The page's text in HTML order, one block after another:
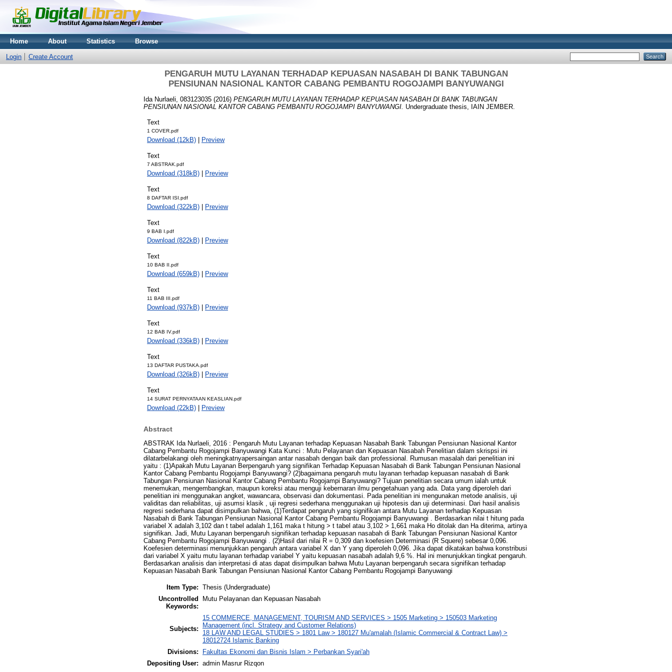
Home About Statistics Browse
Login Create Account
PENGARUH MUTU LAYANAN TERHADAP KEPUASAN NASABAH DI BANK TABUNGAN
PENSIUNAN NASIONAL KANTOR CABANG PEMBANTU ROGOJAMPI BANYUWANGI
Ida Nurlaeli, 083123035 (2016) PENGARUH MUTU LAYANAN TERHADAP KEPUASAN NASABAH DI BANK TABUNGAN
PENSIUNAN NASIONAL KANTOR CABANG PEMBANTU ROGOJAMPI BANYUWANGI. Undergraduate thesis, IAIN JEMBER.
Text
1 COVER.pdf
Download (12kB) | Preview
Text
7 ABSTRAK.pdf
Download (318kB) | Preview
Text
8 DAFTAR ISI.pdf
Download (322kB) | Preview
Text
9 BAB I.pdf
Download (822kB) | Preview
Text
10 BAB II.pdf
Download (659kB) | Preview
Text
11 BAB III.pdf
Download (937kB) | Preview
Text
12 BAB IV.pdf
Download (336kB) | Preview
Text
13 DAFTAR PUSTAKA.pdf
Download (326kB) | Preview
Text
14 SURAT PERNYATAAN KEASLIAN.pdf
Download (22kB) | Preview
Abstract
ABSTRAK Ida Nurlaeli, 2016 : Pengaruh Mutu Layanan terhadap Kepuasan Nasabah Bank Tabungan Pensiunan Nasional Kantor
Cabang Pembantu Rogojampi Banyuwangi Kata Kunci : Mutu Pelayanan dan Kepuasan Nasabah Penelitian dalam skrispsi ini
dilatarbelakangi oleh meningkatnyapersaingan antar nasabah dengan baik dan professional. Rumusan masalah dari penelitian ini
yaitu : (1)Apakah Mutu Layanan Berpengaruh yang signifikan Terhadap Kepuasan Nasabah di Bank Tabungan Pensiunan Nasional
Kantor Cabang Pembantu Rogojampi Banyuwangi? (2)bagaimana pengaruh mutu layanan terhadap kepuasan nasabah di Bank
Tabungan Pensiunan Nasional Kantor Cabang Pembantu Rogojampi Banyuwangi? Tujuan penelitian secara umum ialah untuk
menemukan, mengembangkan, maupun koreksi atau menguji kebernaran ilmu pengetahuan yang ada. Data yang diperoleh dari
penelitian ini menggunakan angket, wawancara, observasi dan dokumentasi. Pada penelitian ini mengunakan metode analisis, uji
validitas dan reliabilitas, uji asumsi klasik , uji regresi sederhana menggunakan uji hipotesis dan uji determinasi. Dari hasil analisis
regresi sederhana dapat disimpulkan bahwa, (1)Terdapat pengaruh yang signifikan antara Mutu Layanan terhadap Kepuasan
Nasabah di Bank Tabungan Pensiunan Nasional Kantor Cabang Pembantu Rogojampi Banyuwangi . Berdasarkan nilai t hitung pada
variabel X adalah 3,102 dan t tabel adalah 1,161 maka t hitung > t tabel atau 3,102 > 1,661 maka Ho ditolak dan Ha diterima, artinya
signifikan. Jadi, Mutu Layanan berpengaruh signifikan terhadap kepuasan nasabah di Bank Tabungan Pensiunan Nasional Kantor
Cabang Pembantu Rogojampi Banyuwangi . (2)Hasil dari nilai R = 0,309 dan koefesien Determinasi (R Squere) sebesar 0,096.
Koefesien determinasi menunjukkan pengaruh antara variabel X dan Y yang diperoleh 0,096. Jika dapat dikatakan bahwa konstribusi
dari variabel X yaitu mutu layanan terhadap variabel Y yaitu kepuasan nasabah adalah 9,6 %. Hal ini menunjukkan tingkat pengaruh.
Berdasarkan analisis dan interpretasi di atas dapat disimpulkan bahwa Mutu Layanan berpengaruh secara signifikan terhadap
Kepuasan Nasabah Bank Tabungan Pensiunan Nasional Kantor Cabang Pembantu Rogojampi Banyuwangi
Item Type: Thesis (Undergraduate)
Uncontrolled
Keywords:
Mutu Pelayanan dan Kepuasan Nasabah
Subjects:
15 COMMERCE, MANAGEMENT, TOURISM AND SERVICES > 1505 Marketing > 150503 Marketing
Management (incl. Strategy and Customer Relations)
18 LAW AND LEGAL STUDIES > 1801 Law > 180127 Mu'amalah (Islamic Commercial & Contract Law) >
18012724 Islamic Banking
Divisions:
Fakultas Ekonomi dan Bisnis Islam > Perbankan Syari'ah
Depositing User: admin Masrur Rizqon